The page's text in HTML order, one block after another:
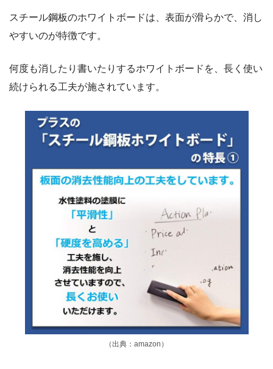
スチール鋼板のホワイトボードは、表面が滑らかで、消し
やすいのが特徴です。
何度も消したり書いたりするホワイトボードを、長く使い
続けられる工夫が施されています。
（出典：amazon）